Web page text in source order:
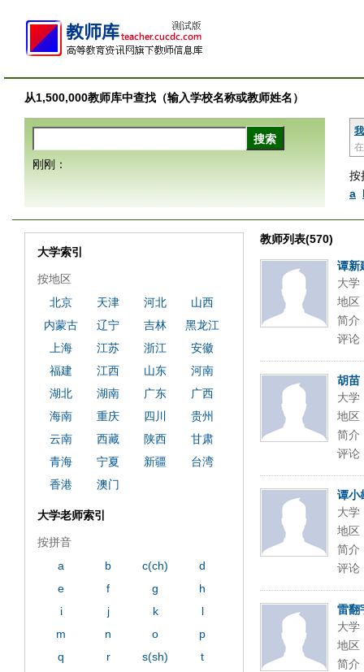
从1,500,000教师库中查找（输入学校名称或教师姓名）
按
a
刚刚：
教师列表(570)
谭新
大学
地区
简介
评论
胡苗
大学
地区
简介
评论
谭小
大学
地区
简介
评论
雷翻
大学
地区
简介
大学索引
按地区
北京
天津 河北
山西
内蒙古
辽宁 吉林
黑龙江
上海
江苏 浙江
安徽
福建
江西 山东
河南
湖北
湖南 广东
广西
海南
重庆 四川
贵州
云南
西藏 陕西
甘肃
青海
宁夏 新疆
台湾
香港
澳门
大学老师索引
按拼音
a
b c(ch)
d
e
f g
h
i
j k
l
m
n o
p
q
r s(sh)
t